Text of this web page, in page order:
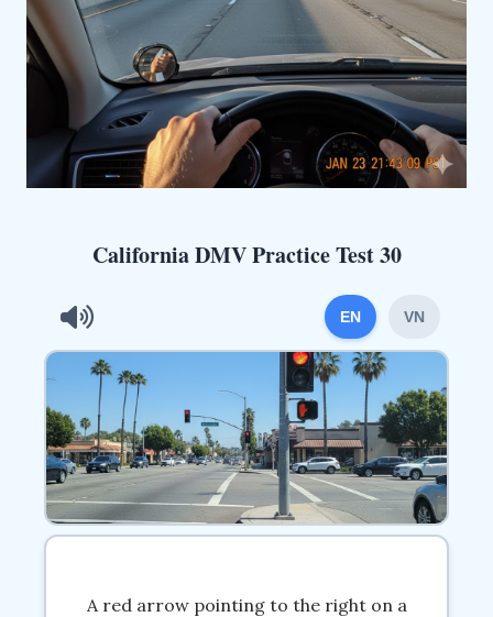
California DMV Practice Test 30
EN VN
A red arrow pointing to the right on a